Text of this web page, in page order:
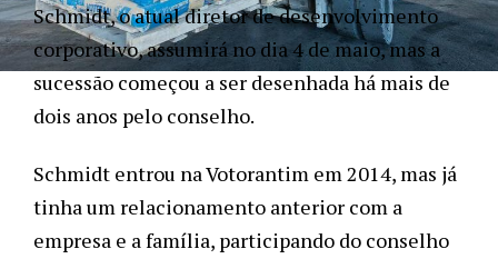
Schmidt, o atual diretor de desenvolvimento
corporativo, assumirá no dia 4 de maio, mas a
sucessão começou a ser desenhada há mais de
dois anos pelo conselho.
Schmidt entrou na Votorantim em 2014, mas já
tinha um relacionamento anterior com a
empresa e a família, participando do conselho